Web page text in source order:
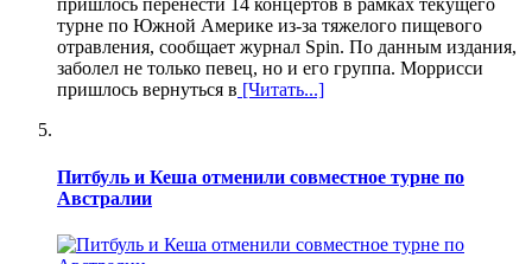
пришлось перенести 14 концертов в рамках текущего
турне по Южной Америке из-за тяжелого пищевого
отравления, сообщает журнал Spin. По данным издания,
заболел не только певец, но и его группа. Моррисси
пришлось вернуться в [Читать...]
Питбуль и Кеша отменили совместное турне по
Австралии